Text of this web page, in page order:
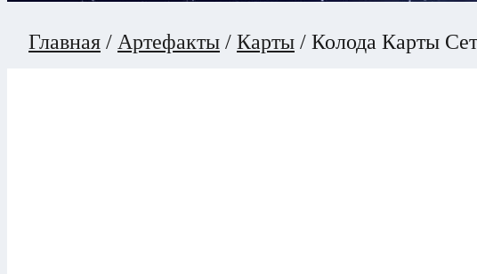
Главная / Артефакты / Карты / Колода Карты